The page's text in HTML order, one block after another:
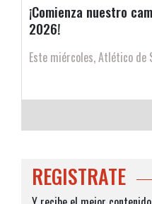
REGISTRATE
¡Comienza nuestro
2026!
Este miércoles, Atlético de